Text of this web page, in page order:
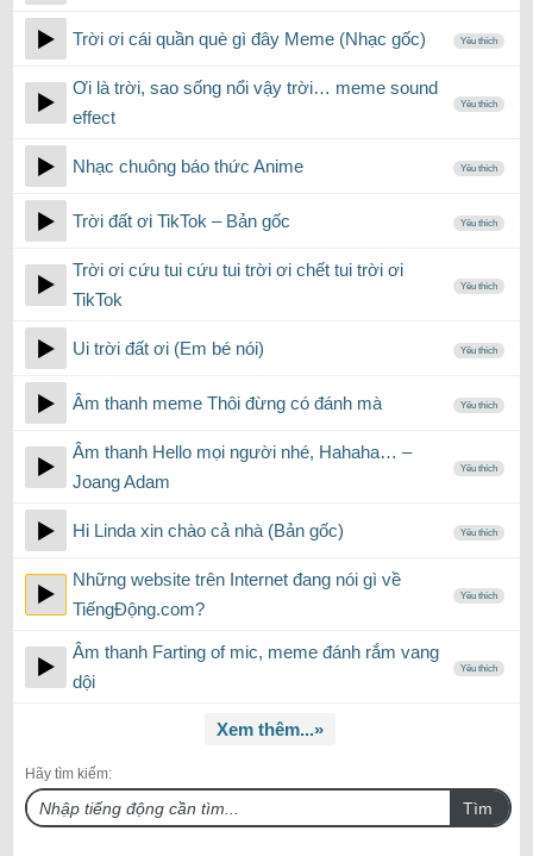
Trời ơi cái quần què gì đây Meme (Nhạc gốc) Yêu thích
Ơi là trời, sao sống nổi vậy trời… meme sound
effect
Yêu thích
Nhạc chuông báo thức Anime Yêu thích
Trời đất ơi TikTok – Bản gốc Yêu thích
Trời ơi cứu tui cứu tui trời ơi chết tui trời ơi
TikTok
Yêu thích
Ui trời đất ơi (Em bé nói) Yêu thích
Âm thanh meme Thôi đừng có đánh mà Yêu thích
Âm thanh Hello mọi người nhé, Hahaha… –
Joang Adam
Yêu thích
Hi Linda xin chào cả nhà (Bản gốc) Yêu thích
Những website trên Internet đang nói gì về
TiếngĐộng.com?
Yêu thích
Âm thanh Farting of mic, meme đánh rắm vang
dội
Yêu thích
Xem thêm...»
Hãy tìm kiếm:
Tìm